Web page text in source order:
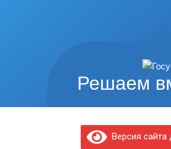
Решаем
Версия сайта